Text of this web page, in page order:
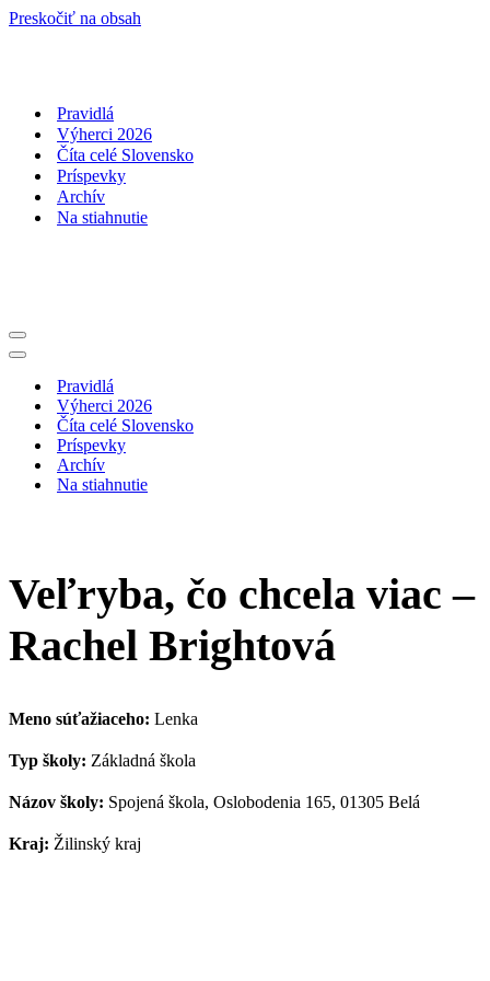
Preskočiť na obsah
Pravidlá
Výherci 2026
Číta celé Slovensko
Príspevky
Archív
Na stiahnutie
Menu
navigácie
Menu
navigáciePravidlá
Výherci 2026
Číta celé Slovensko
Príspevky
Archív
Na stiahnutie
Veľryba, čo chcela viac –
Rachel Brightová
Meno súťažiaceho: Lenka
Typ školy: Základná škola
Názov školy: Spojená škola, Oslobodenia 165, 01305 Belá
Kraj: Žilinský kraj